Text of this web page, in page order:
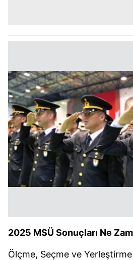
2025 MSÜ Sonuçları Ne
Ölçme, Seçme ve